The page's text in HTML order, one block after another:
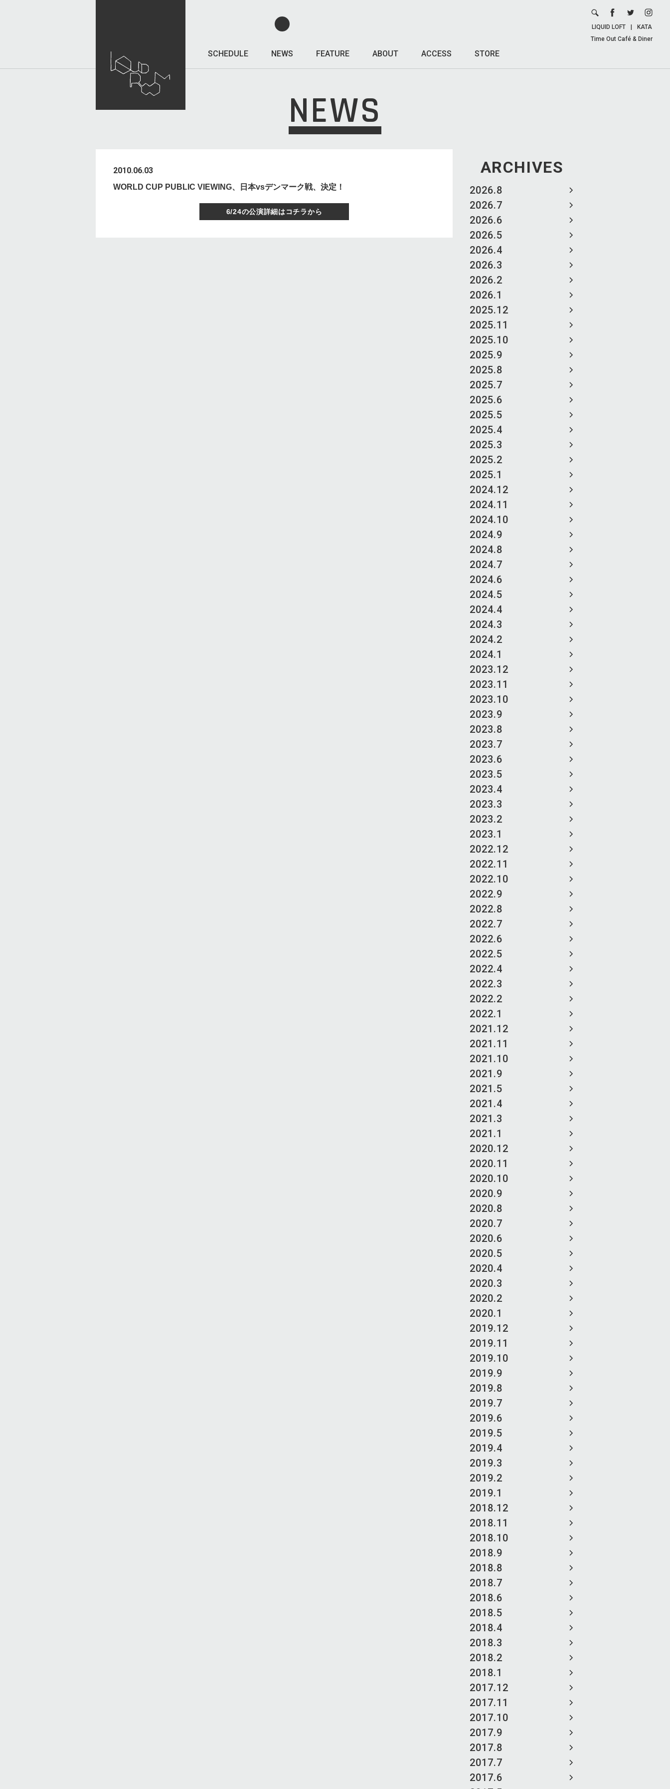
SCHEDULE NEWS FEATURE ABOUT ACCESS STORE
LIQUID LOFT
KATA
Time Out Café & Diner
NEWS
ARCHIVES
2026.8
2026.7
2026.6
2026.5
2026.4
2026.3
2026.2
2026.1
2025.12
2025.11
2025.10
2025.9
2025.8
2025.7
2025.6
2025.5
2025.4
2025.3
2025.2
2025.1
2024.12
2024.11
2024.10
2024.9
2024.8
2024.7
2024.6
2024.5
2024.4
2024.3
2024.2
2024.1
2023.12
2023.11
2023.10
2023.9
2023.8
2023.7
2023.6
2023.5
2023.4
2023.3
2023.2
2023.1
2022.12
2022.11
2022.10
2022.9
2022.8
2022.7
2022.6
2022.5
2022.4
2022.3
2022.2
2022.1
2021.12
2021.11
2021.10
2021.9
2021.5
2021.4
2021.3
2021.1
2020.12
2020.11
2020.10
2020.9
2020.8
2020.7
2020.6
2020.5
2020.4
2020.3
2020.2
2020.1
2019.12
2019.11
2019.10
2019.9
2019.8
2019.7
2019.6
2019.5
2019.4
2019.3
2019.2
2019.1
2018.12
2018.11
2018.10
2018.9
2018.8
2018.7
2018.6
2018.5
2018.4
2018.3
2018.2
2018.1
2017.12
2017.11
2017.10
2017.9
2017.8
2017.7
2017.6
2010.06.03
WORLD CUP PUBLIC VIEWING、日本vsデンマーク戦、決定！
6/24の公演詳細はコチラから